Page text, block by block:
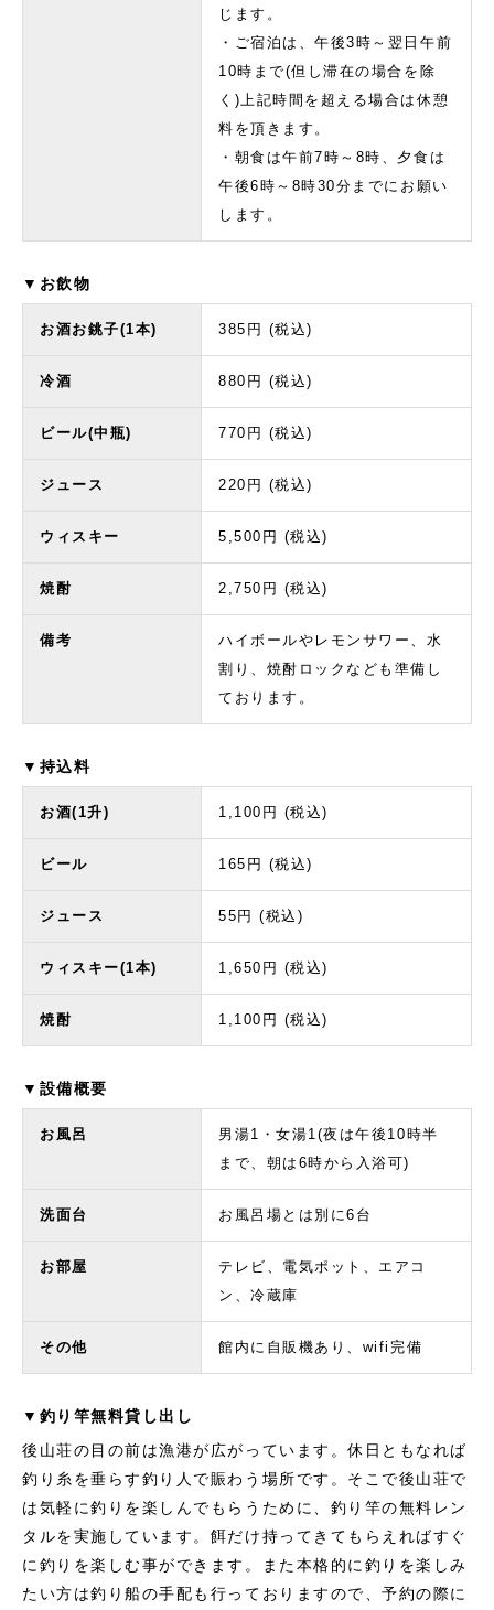
じます。
・ご宿泊は、午後3時～翌日午前
10時まで(但し滞在の場合を除
く)上記時間を超える場合は休憩
料を頂きます。
・朝食は午前7時～8時、夕食は
午後6時～8時30分までにお願い
します。
▼お飲物
お酒お銚子(1本) 385円 (税込)
冷酒 880円 (税込)
ビール(中瓶) 770円 (税込)
ジュース 220円 (税込)
ウィスキー 5,500円 (税込)
焼酎 2,750円 (税込)
備考
ハイボールやレモンサワー、水
割り、焼酎ロックなども準備し
ております。
▼持込料
お酒(1升) 1,100円 (税込)
ビール 165円 (税込)
ジュース 55円 (税込)
ウィスキー(1本) 1,650円 (税込)
焼酎 1,100円 (税込)
▼設備概要
お風呂
男湯1・女湯1(夜は午後10時半
まで、朝は6時から入浴可)
洗面台 お風呂場とは別に6台
お部屋
テレビ、電気ポット、エアコ
ン、冷蔵庫
その他 館内に自販機あり、wifi完備
▼釣り竿無料貸し出し
後山荘の目の前は漁港が広がっています。休日ともなれば
釣り糸を垂らす釣り人で賑わう場所です。そこで後山荘で
は気軽に釣りを楽しんでもらうために、釣り竿の無料レン
タルを実施しています。餌だけ持ってきてもらえればすぐ
に釣りを楽しむ事ができます。また本格的に釣りを楽しみ
たい方は釣り船の手配も行っておりますので、予約の際に